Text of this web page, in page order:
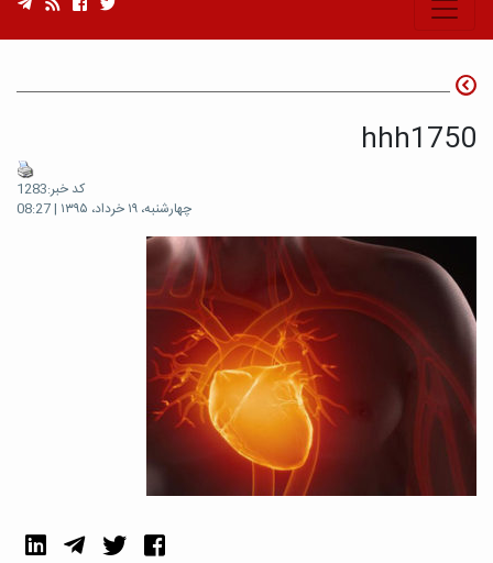
hhh1750
کد خبر:1283
چهارشنبه، ۱۹ خرداد، ۱۳۹۵ | 08:27